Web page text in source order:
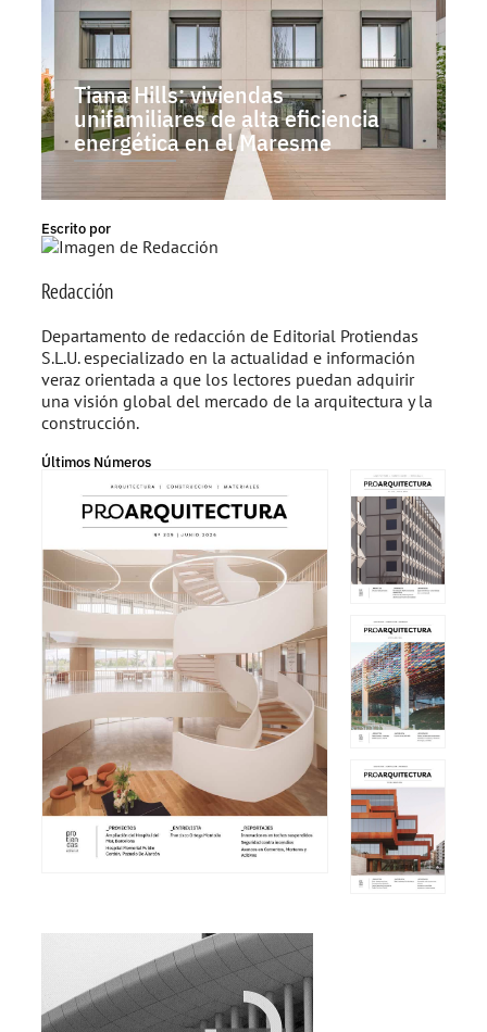
Tiana Hills: viviendas
unifamiliares de alta eficiencia
energética en el Maresme
Escrito por
Redacción
Departamento de redacción de Editorial Protiendas
S.L.U. especializado en la actualidad e información
veraz orientada a que los lectores puedan adquirir
una visión global del mercado de la arquitectura y la
construcción.
Últimos Números